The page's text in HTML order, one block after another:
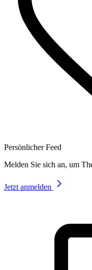
Persönlicher Feed
Melden Sie sich an, um
Jetzt anmelden